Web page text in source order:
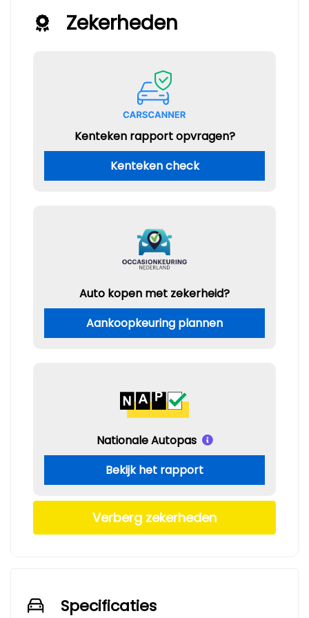
Zekerheden
Kenteken rapport opvragen?
Kenteken check
Auto kopen met zekerheid?
Aankoopkeuring plannen
Nationale Autopas
Bekijk het rapport
Verberg zekerheden
Specificaties